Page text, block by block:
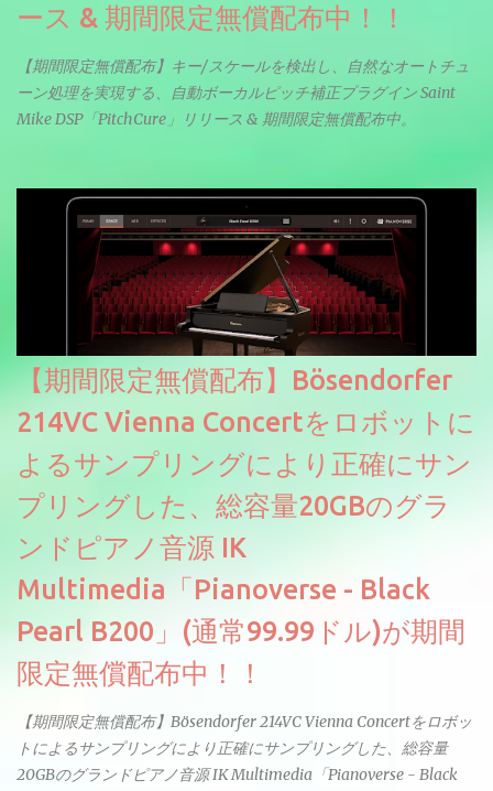
ース & 期間限定無償配布中！！
【期間限定無償配布】キー/スケールを検出し、自然なオートチュ
ーン処理を実現する、自動ボーカルピッチ補正プラグイン Saint
Mike DSP「PitchCure」リリース & 期間限定無償配布中。
【期間限定無償配布】Bösendorfer
214VC Vienna Concertをロボットに
よるサンプリングにより正確にサン
プリングした、総容量20GBのグラ
ンドピアノ音源 IK
Multimedia「Pianoverse - Black
Pearl B200」(通常99.99ドル)が期間
限定無償配布中！！
【期間限定無償配布】Bösendorfer 214VC Vienna Concertをロボッ
トによるサンプリングにより正確にサンプリングした、総容量
20GBのグランドピアノ音源 IK Multimedia「Pianoverse - Black